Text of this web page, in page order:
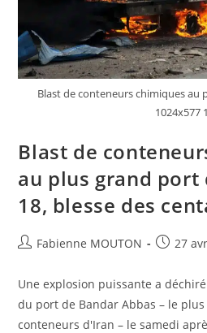
Blast de conteneurs chimiques au
1024x577 1
Blast de
au plus grand port
18, blesse des
Auteur/autrice
la
publication :
Fabienne MOUTON
Post27
Une explosion puissante a
du port de Bandar Abbas – le
conteneurs d'Iran – le samedi